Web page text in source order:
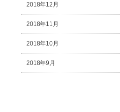
2018年12月
2018年11月
2018年10月
2018年9月